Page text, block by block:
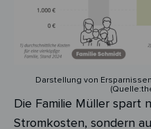
Darstellung von
Die Familie Müller spart
Stromkosten, sondern